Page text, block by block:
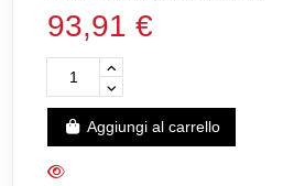
93,91 €
Aggiungi al carrello